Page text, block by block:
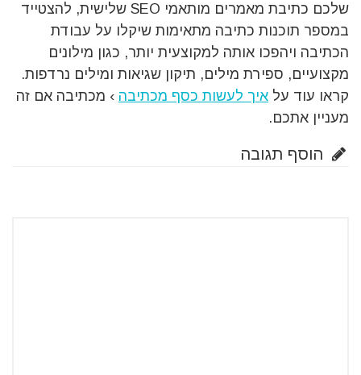
שלכם כתיבת מאמרים מותאמי SEO שלישית, להצטייד
במספר תוכנות כתיבה מתאימות שיקלו על עבודת
הכתיבה ויהפכו אותה למקוצעית יותר, כגון מילונים
מקצועיים, ספירת מילים, תיקון שגיאות ומילים נרדפות.
קראו עוד על איך לעשות כסף מכתיבה › מכתיבה אם זה
מעניין אתכם.
הוסף תגובה